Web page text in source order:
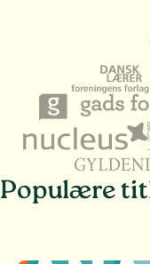
Populære